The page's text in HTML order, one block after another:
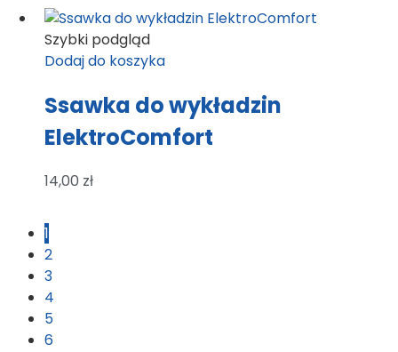
Szybki podgląd
Dodaj do koszyka
Ssawka do wykładzin
ElektroComfort
14,00 zł
1
2
3
4
5
6